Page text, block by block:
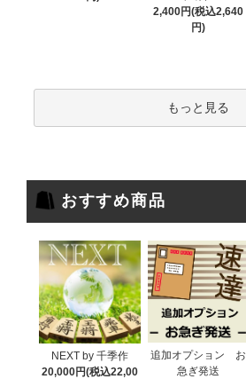
2,400円(税込2,640
円)
もっと見る
おすすめ商品
NEXT by 千季作
20,000円(税込22,00
追加オプション お
急ぎ発送